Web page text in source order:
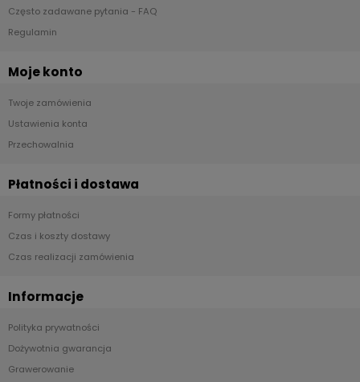
Często zadawane pytania - FAQ
Regulamin
Moje konto
Twoje zamówienia
Ustawienia konta
Przechowalnia
Płatności i dostawa
Formy płatności
Czas i koszty dostawy
Czas realizacji zamówienia
Informacje
Polityka prywatności
Dożywotnia gwarancja
Grawerowanie